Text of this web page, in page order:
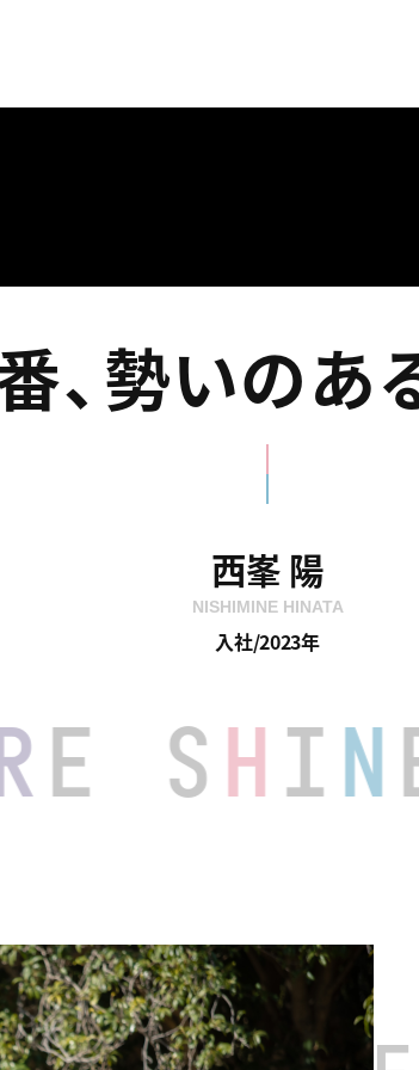
、勢いのあ
西峯 陽
NISHIMINE HINATA
入社/2023年
HI NEM